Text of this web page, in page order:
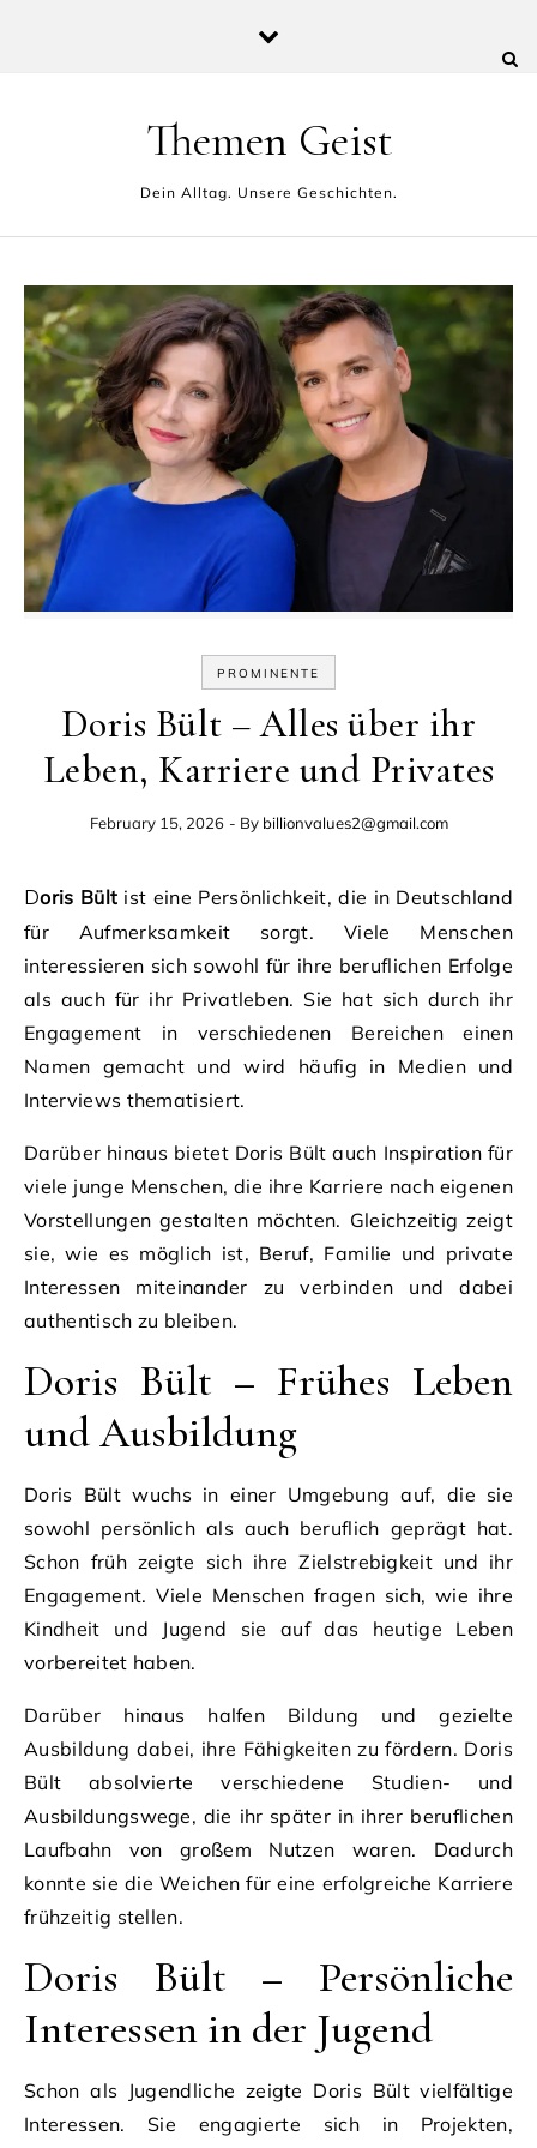
Themen Geist
Dein Alltag. Unsere Geschichten.
PROMINENTE
Doris Bült – Alles über ihr
Leben, Karriere und Privates
February 15, 2026 - By billionvalues2@gmail.com
Doris Bült ist eine Persönlichkeit, die in Deutschland
für Aufmerksamkeit sorgt. Viele Menschen
interessieren sich sowohl für ihre beruflichen Erfolge
als auch für ihr Privatleben. Sie hat sich durch ihr
Engagement in verschiedenen Bereichen einen
Namen gemacht und wird häufig in Medien und
Interviews thematisiert.
Darüber hinaus bietet Doris Bült auch Inspiration für
viele junge Menschen, die ihre Karriere nach eigenen
Vorstellungen gestalten möchten. Gleichzeitig zeigt
sie, wie es möglich ist, Beruf, Familie und private
Interessen miteinander zu verbinden und dabei
authentisch zu bleiben.
Doris Bült – Frühes Leben
und Ausbildung
Doris Bült wuchs in einer Umgebung auf, die sie
sowohl persönlich als auch beruflich geprägt hat.
Schon früh zeigte sich ihre Zielstrebigkeit und ihr
Engagement. Viele Menschen fragen sich, wie ihre
Kindheit und Jugend sie auf das heutige Leben
vorbereitet haben.
Darüber hinaus halfen Bildung und gezielte
Ausbildung dabei, ihre Fähigkeiten zu fördern. Doris
Bült absolvierte verschiedene Studien- und
Ausbildungswege, die ihr später in ihrer beruflichen
Laufbahn von großem Nutzen waren. Dadurch
konnte sie die Weichen für eine erfolgreiche Karriere
frühzeitig stellen.
Doris Bült – Persönliche
Interessen in der Jugend
Schon als Jugendliche zeigte Doris Bült vielfältige
Interessen. Sie engagierte sich in Projekten,